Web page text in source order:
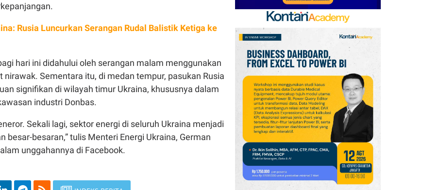
Rusia Luncurkan Serangan Rudal Balistik Ketiga ke
hari ini didahului oleh serangan malam menggunakan
nirawak. Sementara itu, di medan tempur, pasukan Rusia
signifikan di wilayah timur Ukraina, khususnya dalam
industri Donbas.
Sekali lagi, sektor energi di seluruh Ukraina menjadi
besar-besaran,” tulis Menteri Energi Ukraina, German
unggahannya di Facebook.
Harga Emas Melonjak ke
Level Tertinggi 7 Pekan,
Data Jobs AS Jadi
Pendorong
9
Harga Minyak Brent Naik
US$ 1, Pasar Cemas
Perang Iran Belum
Berakhir
10 Houthi Serang Marib
Lagi, PBB Peringatkan
Yaman di Ambang
Konflik Lebih Luas